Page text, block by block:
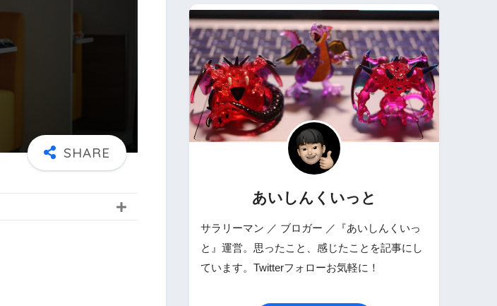
あいしんくいっと
サラリーマン ／ ブロガー ／『あいしんくいっ
と』運営。思ったこと、感じたことを記事にし
ています。Twitterフォローお気軽に！